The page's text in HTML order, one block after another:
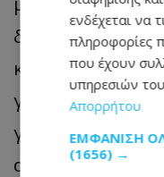
δεσμοφύλακες
κρατουμένους.
για ασφάλεια,
για ανθρώπινες
αυτές τις
ενδέχεται να
πληροφορίες
που έχουν
υπηρεσιών
Απορρήτου
ΕΜΦΆΝΙΣΗ
(1656) →